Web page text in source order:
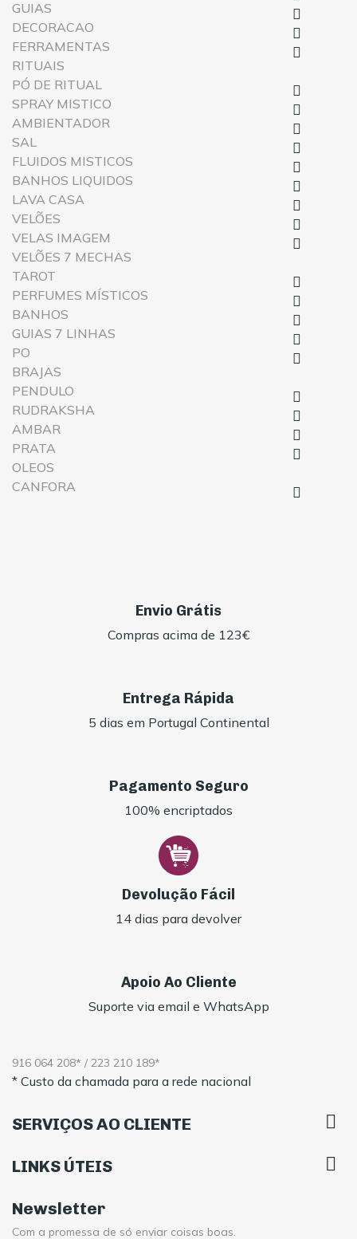
GUIAS

DECORACAO

FERRAMENTAS

RITUAIS
PÓ DE RITUAL

SPRAY MISTICO

AMBIENTADOR

SAL

FLUIDOS MISTICOS

BANHOS LIQUIDOS

LAVA CASA

VELÕES

VELAS IMAGEM

VELÕES 7 MECHAS
TAROT

PERFUMES MÍSTICOS

BANHOS

GUIAS 7 LINHAS

PO

BRAJAS
PENDULO

RUDRAKSHA

AMBAR

PRATA

OLEOS
CANFORA

Envio Grátis
Compras acima de 123€
Entrega Rápida
5 dias em Portugal Continental
Pagamento Seguro
100% encriptados
Devolução Fácil
14 dias para devolver
Apoio Ao Cliente
Suporte via email e WhatsApp
916 064 208* / 223 210 189*
* Custo da chamada para a rede nacional
SERVIÇOS AO CLIENTE 
LINKS ÚTEIS 
Newsletter
Com a promessa de só enviar coisas boas.